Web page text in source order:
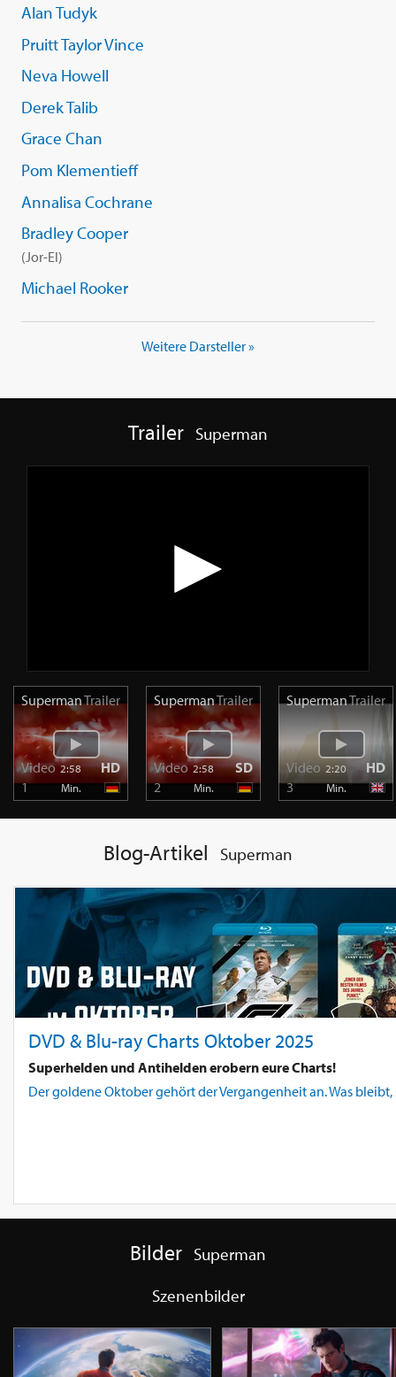
Alan Tudyk
Pruitt Taylor Vince
Neva Howell
Derek Talib
Grace Chan
Pom Klementieff
Annalisa Cochrane
Bradley Cooper
(Jor-El)
Michael Rooker
Weitere Darsteller »
Trailer Superman
SupermanTrailer
Video
1
2:58
Min.
HD
SupermanTrailer
Video
2
2:58
Min.
SD
SupermanTrailer
Video
3
2:20
Min.
HD
Blog-Artikel Superman
DVD & Blu-ray Charts Oktober 2025
Superhelden und Antihelden erobern eure Charts!
Der goldene Oktober gehört der Vergangenheit an. Was
Bilder Superman
Szenenbilder